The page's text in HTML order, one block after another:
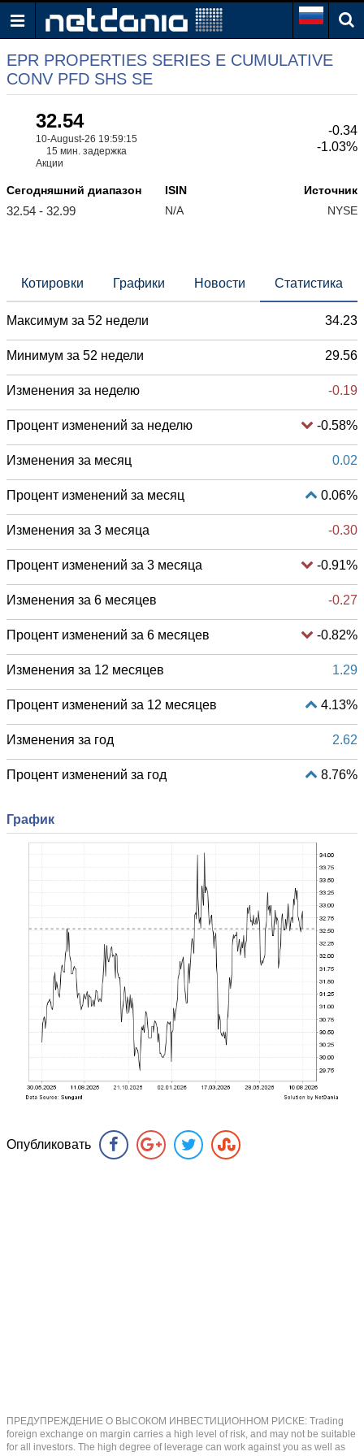
EPR PROPERTIES SERIES E CUMULATIVE
CONV PFD SHS SE
32.54
10-August-26 19:59:15
15 мин. задержка
Акции
-0.34
-1.03%
Сегодняшний диапазон
32.54 - 32.99
ISIN
N/A
Источник
NYSE
Котировки Графики Новости Статистика
Максимум за 52 недели 34.23
Минимум за 52 недели 29.56
Изменения за неделю -0.19
Процент изменений за неделю -0.58%
Изменения за месяц 0.02
Процент изменений за месяц 0.06%
Изменения за 3 месяца -0.30
Процент изменений за 3 месяца -0.91%
Изменения за 6 месяцев -0.27
Процент изменений за 6 месяцев -0.82%
Изменения за 12 месяцев 1.29
Процент изменений за 12 месяцев 4.13%
Изменения за год 2.62
Процент изменений за год 8.76%
График
Опубликовать
ПРЕДУПРЕЖДЕНИЕ О ВЫСОКОМ ИНВЕСТИЦИОННОМ РИСКЕ: Trading
foreign exchange on margin carries a high level of risk, and may not be suitable
for all investors. The high degree of leverage can work against you as well as